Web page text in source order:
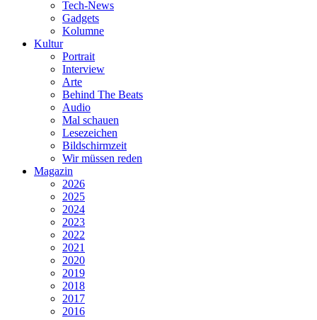
Tech-News
Gadgets
Kolumne
Kultur
Portrait
Interview
Arte
Behind The Beats
Audio
Mal schauen
Lesezeichen
Bildschirmzeit
Wir müssen reden
Magazin
2026
2025
2024
2023
2022
2021
2020
2019
2018
2017
2016